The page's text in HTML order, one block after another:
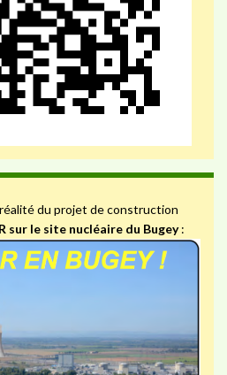
du projet de construction
sur le site nucléaire du Bugey: